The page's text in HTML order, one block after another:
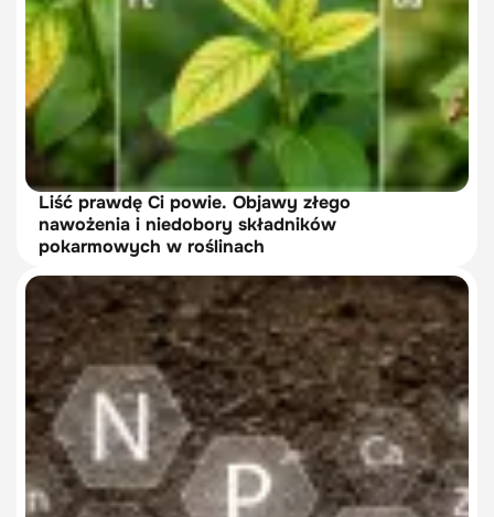
Liść prawdę Ci powie. Objawy złego
nawożenia i niedobory składników
pokarmowych w roślinach